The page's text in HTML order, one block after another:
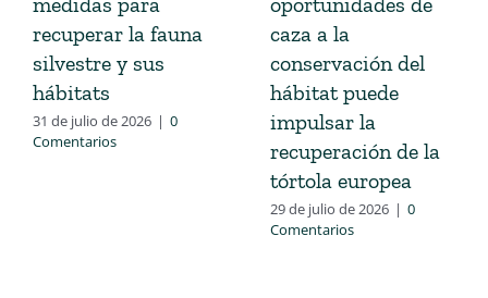
recuperar la fauna
silvestre y sus
hábitats
31 de julio de 2026 | 0
Comentarios
caza a la
conservación del
hábitat puede
impulsar la
recuperación de la
tórtola europea
29 de julio de 2026 | 0
Comentarios